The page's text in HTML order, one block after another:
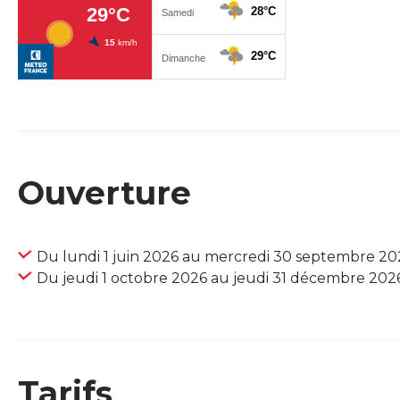
Ouverture
Du lundi 1 juin 2026 au mercredi 30 septembre
Du jeudi 1 octobre 2026 au jeudi 31 décembre